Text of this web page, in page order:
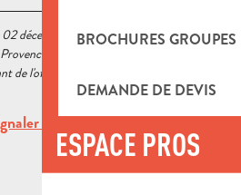
BROCHURES GROUPES
DEMANDE DE DEVIS
ESPACE PROS
décembre 2020 à 12:12
Tourisme
de l'offre :
une erreur